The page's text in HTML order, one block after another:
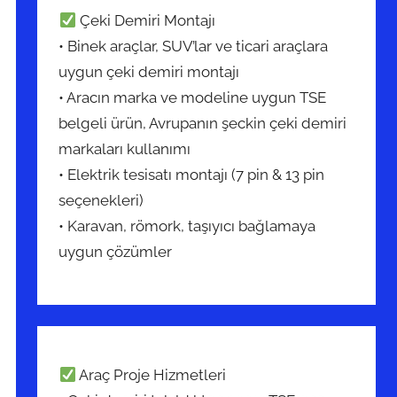
Çeki Demiri Montajı
• Binek araçlar, SUV’lar ve ticari araçlara
uygun çeki demiri montajı
• Aracın marka ve modeline uygun TSE
belgeli ürün, Avrupanın şeckin çeki demiri
markaları kullanımı
• Elektrik tesisatı montajı (7 pin & 13 pin
seçenekleri)
• Karavan, römork, taşıyıcı bağlamaya
uygun çözümler
Araç Proje Hizmetleri